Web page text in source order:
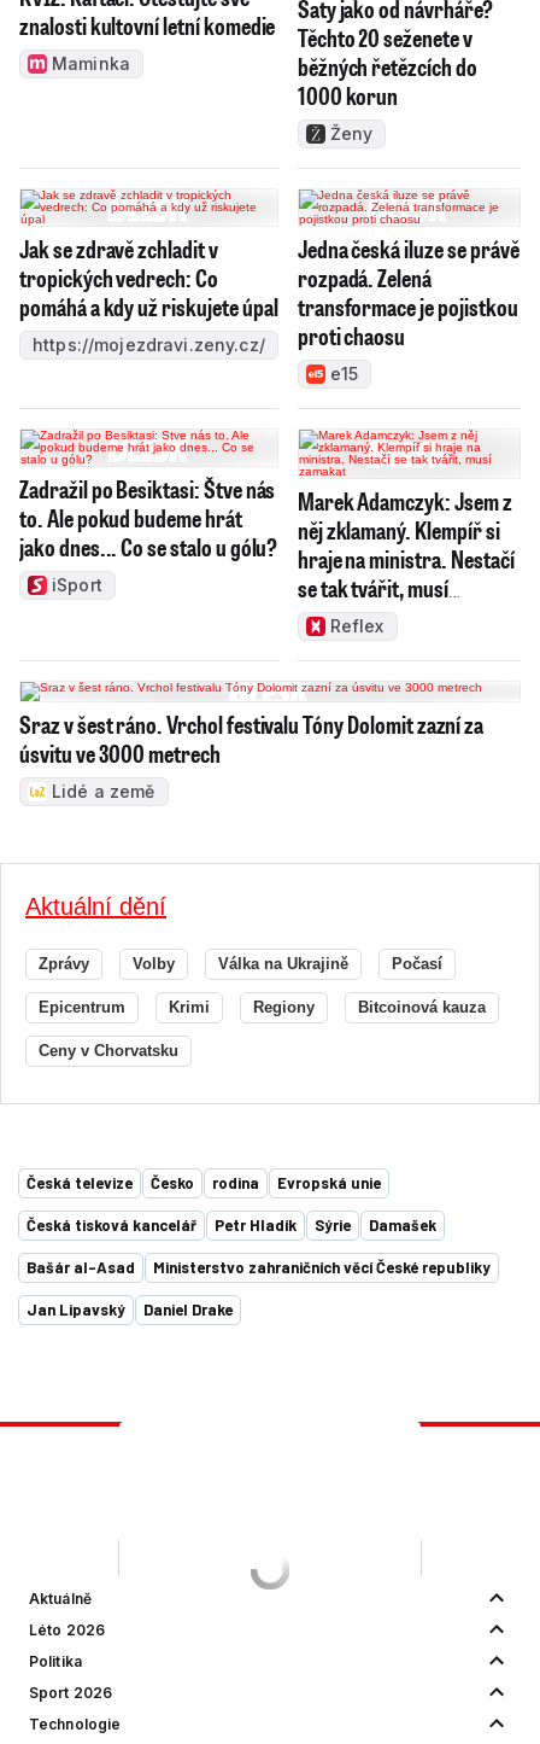
znalosti kultovní letní komedie
Maminka
Šaty jako od návrháře?
Těchto 20 seženete v
běžných řetězcích do
1000 korun
Ženy
Jak se zdravě zchladit v
tropických vedrech: Co
pomáhá a kdy už riskujete úpal
https://mojezdravi.zeny.cz/
Jedna česká iluze se právě
rozpadá. Zelená
transformace je pojistkou
proti chaosu
e15
Zadražil po Besiktasi: Štve nás
to. Ale pokud budeme hrát
jako dnes... Co se stalo u gólu?
iSport
Marek Adamczyk: Jsem z
něj zklamaný. Klempíř si
hraje na ministra. Nestačí
se tak tvářit, musí
zamakat
Reflex
Sraz v šest ráno. Vrchol festivalu Tóny Dolomit zazní za
úsvitu ve 3000 metrech
Lidé a země
Aktuální dění
Zprávy Volby Válka na Ukrajině Počasí
Epicentrum Krimi Regiony Bitcoinová kauza
Ceny v Chorvatsku
Česká televize Česko rodina Evropská unie
Česká tisková kancelář Petr Hladík Sýrie Damašek
Bašár al-Asad Ministerstvo zahraničních věcí České republiky
Jan Lipavský Daniel Drake
Aktuálně
Léto 2026
Politika
Sport 2026
Technologie